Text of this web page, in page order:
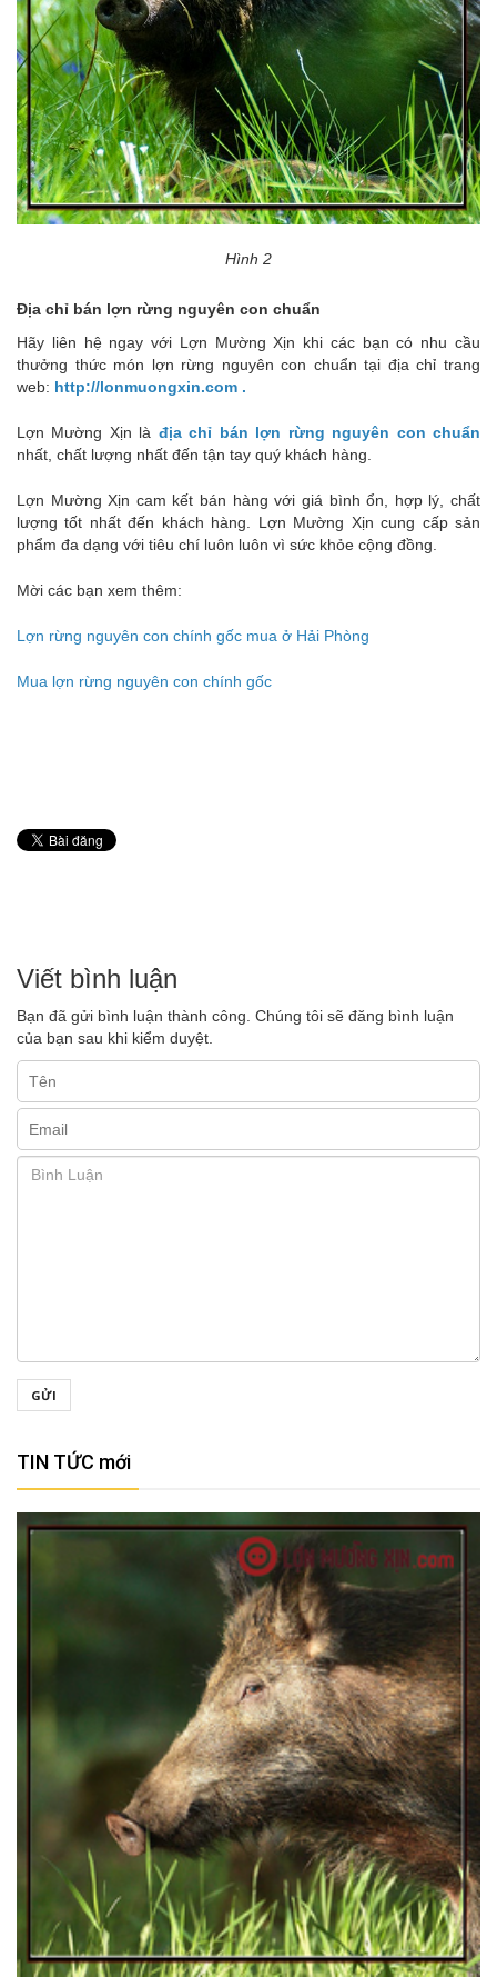
Hình 2
Địa chỉ bán lợn rừng nguyên con chuẩn
Hãy liên hệ ngay với Lợn Mường Xịn khi các bạn có nhu cầu
thưởng thức món lợn rừng nguyên con chuẩn tại địa chỉ trang
web: http://lonmuongxin.com .
Lợn Mường Xịn là địa chỉ bán lợn rừng nguyên con chuẩn
nhất, chất lượng nhất đến tận tay quý khách hàng.
Lợn Mường Xịn cam kết bán hàng với giá bình ổn, hợp lý, chất
lượng tốt nhất đến khách hàng. Lợn Mường Xịn cung cấp sản
phẩm đa dạng với tiêu chí luôn luôn vì sức khỏe cộng đồng.
Mời các bạn xem thêm:
Lợn rừng nguyên con chính gốc mua ở Hải Phòng
Mua lợn rừng nguyên con chính gốc
Viết bình luận
Bạn đã gửi bình luận thành công. Chúng tôi sẽ đăng bình luận
của bạn sau khi kiểm duyệt.
GỬI
TIN TỨC mới